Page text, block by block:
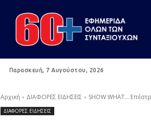
Παρασκευή, 7 Αυγούστου, 2026
Αρχική ΔΙΑΦΟΡΕΣ ΕΙΔΗΣΕΙΣ SHOW WHAΤ…
ΔΙΑΦΟΡΕΣ ΕΙΔΗΣΕΙΣ